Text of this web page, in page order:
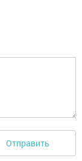
Отправить